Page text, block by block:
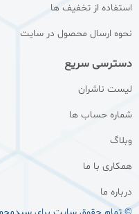
استفاده از تخفیف ها
نحوه ارسال محصول در سایت
دسترسی سریع
لیست ناشران
شماره حساب ها
وبلاگ
همکاری با ما
درباره ما